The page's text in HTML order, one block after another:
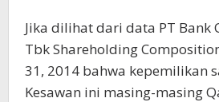
Jika dilihat dari data PT Bank
Tbk Shareholding
31, 2014 bahwa kepemilikan
Kesawan ini masing-masing